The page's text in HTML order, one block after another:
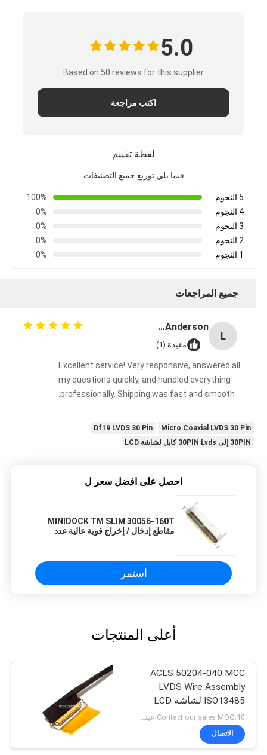
5.0
Based on 50 reviews for this supplier
اكتب مراجعة
لقطة تقييم
فيما يلي توزيع جميع التصنيفات
5 النجوم
100%
4 النجوم
0%
3 النجوم
0%
2 النجوم
0%
1 النجوم
0%
جميع المراجعات
L
Lisa Anderson
مفيدة (1)
Excellent service! Very responsive, answered all
my questions quickly, and handled everything
professionally. Shipping was fast and smooth.
Micro Coaxial LVDS 30 Pin
Df19 LVDS 30 Pin
30PIN إلى 30PIN Lvds كابل لشاشة LCD
احصل على افضل سعر ل
MINIDOCK TM SLIM 30056-160T
مقاطع إدخال / إخراج قوية عالية عدد
استمر
أعلى المنتجات
ACES 50204-040 MCC
LVDS Wire Assembly
ISO13485 لشاشة LCD
الطبية
الاتصال